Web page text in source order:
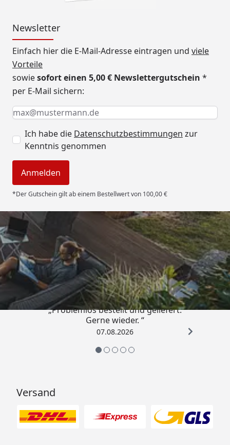
Newsletter
Einfach hier die E-Mail-Adresse eintragen und viele
Vorteile
sowiesofort einen 5,00 € Newslettergutschein *
per E-Mail sichern:
Keine Eingabe erforderlich
Eingabe erforderlich
E-Mail *
Ich habe die Datenschutzbestimmungen zur
Kenntnis genommen
Anmelden
*Der Gutschein gilt ab einem Bestellwert von 100,00 €
Trusted Shops
4,85/ 5
„Problemlos bestellt und geliefert.
Gerne wieder. “
07.08.2026
Versand